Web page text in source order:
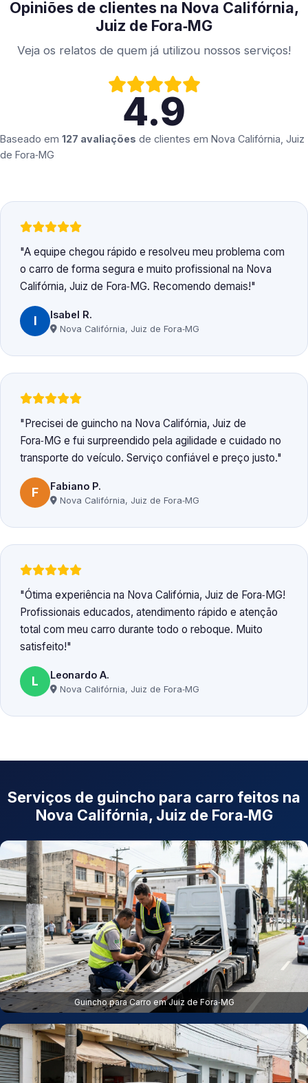
Opiniões de clientes na Nova Califórnia,
Juiz de Fora‑MG
Veja os relatos de quem já utilizou nossos serviços!
4.9
Baseado em 127 avaliações de clientes em Nova Califórnia, Juiz
de Fora‑MG
A equipe chegou rápido e resolveu meu problema com
o carro de forma segura e muito profissional na Nova
Califórnia, Juiz de Fora‑MG. Recomendo demais!
I Isabel R.
Nova Califórnia, Juiz de Fora‑MG
Precisei de guincho na Nova Califórnia, Juiz de
Fora‑MG e fui surpreendido pela agilidade e cuidado no
transporte do veículo. Serviço confiável e preço justo.
F Fabiano P.
Nova Califórnia, Juiz de Fora‑MG
Ótima experiência na Nova Califórnia, Juiz de Fora‑MG!
Profissionais educados, atendimento rápido e atenção
total com meu carro durante todo o reboque. Muito
satisfeito!
L Leonardo A.
Nova Califórnia, Juiz de Fora‑MG
Serviços de guincho para carro feitos na
Nova Califórnia, Juiz de Fora‑MG
Guincho para Carro em Juiz de Fora‑MG